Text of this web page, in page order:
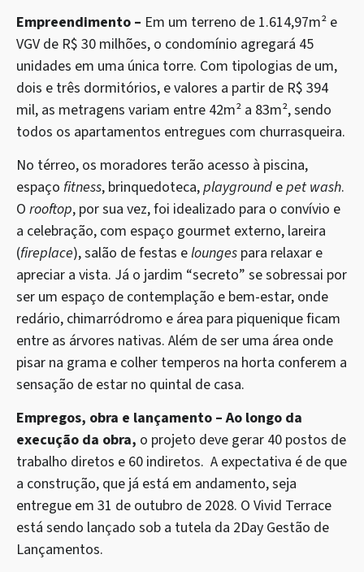
Empreendimento – Em um terreno de 1.614,97m² e
VGV de R$ 30 milhões, o condomínio agregará 45
unidades em uma única torre. Com tipologias de um,
dois e três dormitórios, e valores a partir de R$ 394
mil, as metragens variam entre 42m² a 83m², sendo
todos os apartamentos entregues com churrasqueira.
No térreo, os moradores terão acesso à piscina,
espaço fitness, brinquedoteca,playground epet wash.
O rooftop, por sua vez, foi idealizado para o convívio e
a celebração, com espaço gourmet externo, lareira
(fireplace), salão de festas elounges para relaxar e
apreciar a vista. Já o jardim “secreto” se sobressai por
ser um espaço de contemplação e bem-estar, onde
redário, chimarródromo e área para piquenique ficam
entre as árvores nativas. Além de ser uma área onde
pisar na grama e colher temperos na horta conferem a
sensação de estar no quintal de casa.
Empregos, obra e lançamento – Ao longo da
execução da obra, o projeto deve gerar 40 postos de
trabalho diretos e 60 indiretos. A expectativa é de que
a construção, que já está em andamento, seja
entregue em 31 de outubro de 2028. O Vivid Terrace
está sendo lançado sob a tutela da 2Day Gestão de
Lançamentos.